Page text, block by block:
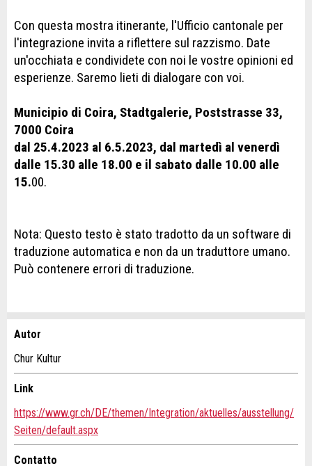
Con questa mostra itinerante, l'Ufficio cantonale per
l'integrazione invita a riflettere sul razzismo. Date
un'occhiata e condividete con noi le vostre opinioni ed
esperienze. Saremo lieti di dialogare con voi.
Municipio di Coira, Stadtgalerie, Poststrasse 33,
7000 Coira
dal 25.4.2023 al 6.5.2023, dal martedì al venerdì
dalle 15.30 alle 18.00 e il sabato dalle 10.00 alle
15.00.
Nota: Questo testo è stato tradotto da un software di
traduzione automatica e non da un traduttore umano.
Può contenere errori di traduzione.
Contestare l'annuncio
Il tuo feedback è molto apprezzato!
Feedback generale
Questo annuncio non è più valido
Annuncio incompleto
Consigliamo l'annuncio
Raccomando questo annuncio agli amici.
Autor
Chur Kultur
Link
https://www.gr.ch/DE/themen/Integration/aktuelles/ausstellung/
Seiten/default.aspx
Contatto